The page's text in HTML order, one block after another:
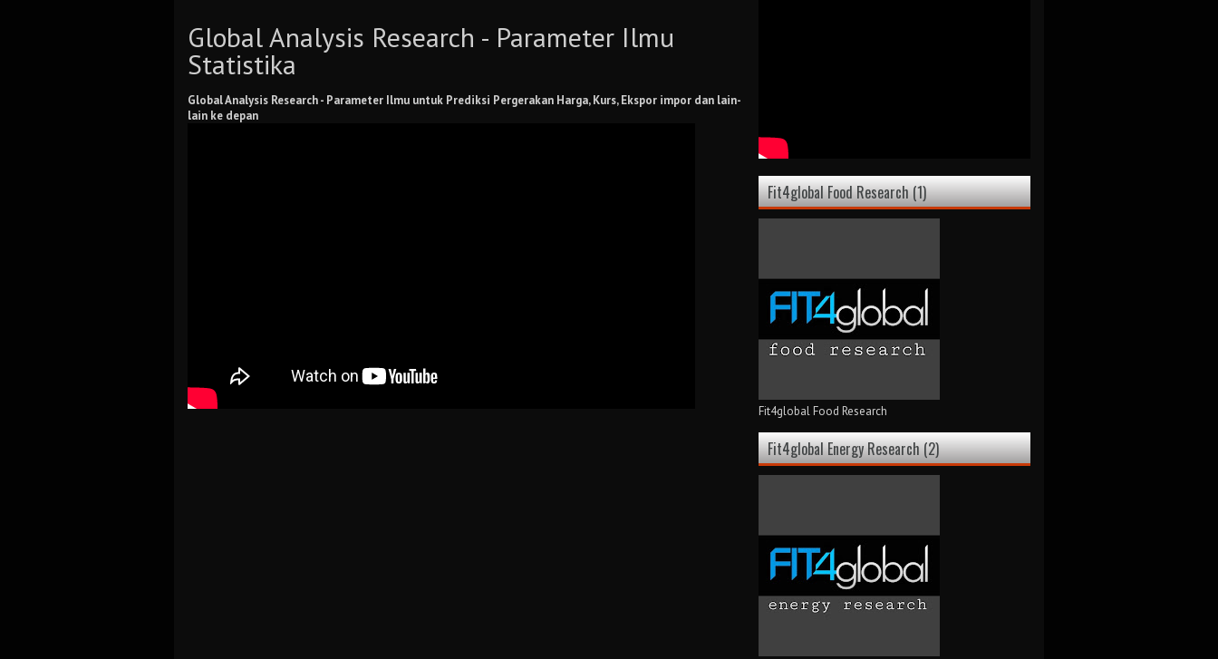
Global Analysis Research - Parameter Ilmu
Statistika
Global Analysis Research - Parameter Ilmu untuk Prediksi Pergerakan Harga, Kurs, Ekspor impor dan lain-
lain ke depan
Fit4global Food Research (1)
Fit4global Food Research
Fit4global Energy Research (2)